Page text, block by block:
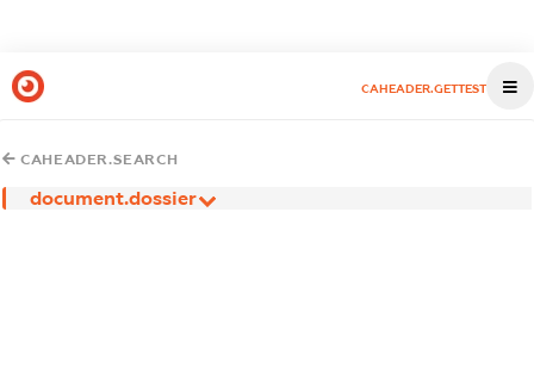
CAHEADER.GETTEST
CAHEADER.SEARCH
document.dossier